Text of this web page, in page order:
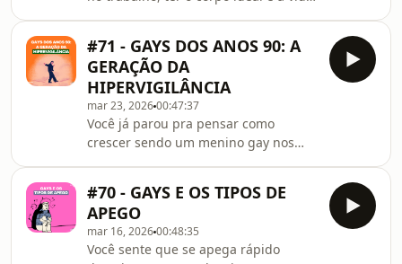
romântica de que a paixão deve durar
para sempre, mas o que a psicologia
e a biologia nos dizem é bem
diferente.Para muitos homens gays, o
sexo é a principal linguage
episódio da nossa série
psicoeducativa, vamos falar sobre
uma dor invisível, mas devastadora: a
Síndrome do Gay Perfeito. Para
muitos homens gays, o
perfeccionismo não é apenas um
traço de personalidade; é uma
estratégia de sobrevivência. Uma
armadura construí
#71 - GAYS DOS ANOS 90: A
GERAÇÃO DA
HIPERVIGILÂNCIA
mar 23, 202600:47:37
Você já parou pra pensar como
crescer sendo um menino gay nos
mergulhamos em uma análise sobre
como o contexto social daquela época
— marcado por medo, silêncio e
ausência de referências — impactou
#70 - GAYS E OS TIPOS DE
APEGO
mar 16, 202600:48:35
Você sente que se apega rápido